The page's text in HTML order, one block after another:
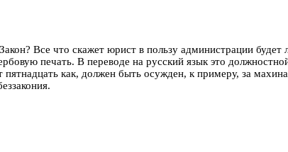
Все что скажет юрист в пользу администрации
печать. В переводе на русский язык это
как, должен быть осужден, к примеру, за